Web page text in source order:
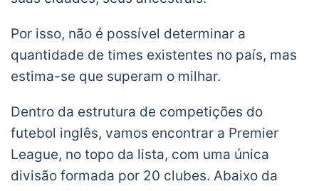
Por isso, não é possível determinar a
quantidade de times existentes no país, mas
estima-se que superam o milhar.
Dentro da estrutura de competições do
futebol inglês, vamos encontrar a Premier
League, no topo da lista, com uma única
divisão formada por 20 clubes. Abaixo da